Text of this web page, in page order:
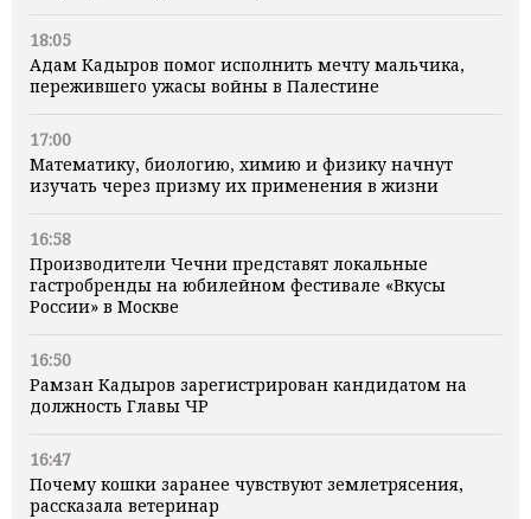
18:05
Адам Кадыров помог исполнить мечту мальчика,
пережившего ужасы войны в Палестине
17:00
Математику, биологию, химию и физику начнут
изучать через призму их применения в жизни
16:58
Производители Чечни представят локальные
гастробренды на юбилейном фестивале «Вкусы
России» в Москве
16:50
Рамзан Кадыров зарегистрирован кандидатом на
должность Главы ЧР
16:47
Почему кошки заранее чувствуют землетрясения,
рассказала ветеринар